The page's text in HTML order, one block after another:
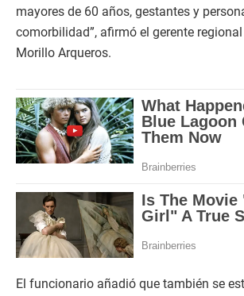
mayores de 60 años, gestantes y
comorbilidad”, afirmó el gerente regional
Morillo Arqueros.
El funcionario añadió que también se